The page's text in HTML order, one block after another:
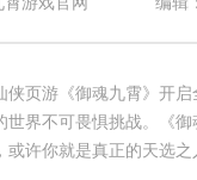
页游《御魂九霄》开
界不可畏惧挑战。《
或许你就是真正的天选之